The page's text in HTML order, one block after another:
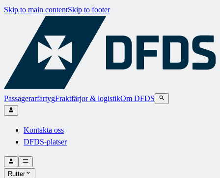
Skip to main contentSkip to footer
PassagerarfartygFraktfärjor & logistikOm DFDS
Kontakta oss
DFDS-platser
Rutter